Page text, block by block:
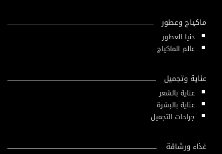
ماكياج وعطور
دنيا العطور
عالم الماكياج
عناية وتجميل
عناية بالشعر
عناية بالبشرة
جراحات التجميل
غذاء ورشاقة